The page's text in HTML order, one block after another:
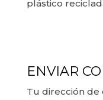
plástico
ENVIAR
Tu dirección de